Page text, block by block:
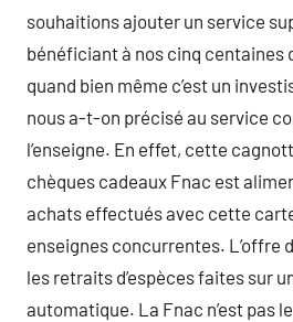
souhaitions ajouter un service
bénéficiant à nos cinq centaines
quand bien même c’est un
nous a-t-on précisé au service
l’enseigne. En effet, cette
chèques cadeaux Fnac est
achats effectués avec cette
enseignes concurrentes. L’offre
les retraits d’espèces faites sur
automatique. La Fnac n’est pas